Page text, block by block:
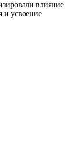
влияние
и усвоение